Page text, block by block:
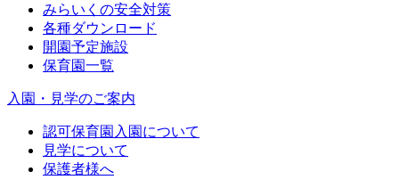
みらいくの安全対策
各種ダウンロード
開園予定施設
保育園一覧
入園・見学のご案内
認可保育園入園について
見学について
保護者様へ